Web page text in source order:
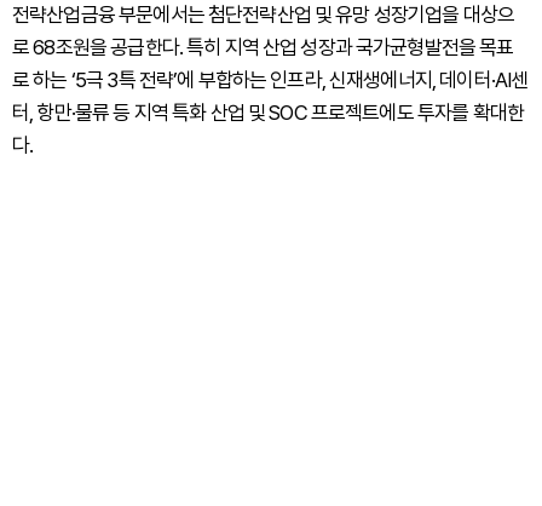
전략산업금융 부문에서는 첨단전략산업 및 유망 성장기업을 대상으
로 68조원을 공급한다. 특히 지역 산업 성장과 국가균형발전을 목표
로 하는 ‘5극 3특 전략’에 부합하는 인프라, 신재생에너지, 데이터·AI센
터, 항만·물류 등 지역 특화 산업 및 SOC 프로젝트에도 투자를 확대한
다.